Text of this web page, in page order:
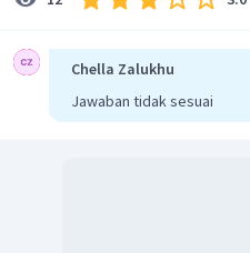
Chella Zalukhu
Jawaban tidak sesuai